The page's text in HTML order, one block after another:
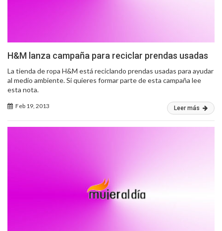
H&M lanza campaña para reciclar prendas usadas
La tienda de ropa H&M está reciclando prendas usadas para ayudar
al medio ambiente. Si quieres formar parte de esta campaña lee
esta nota.
Feb 19, 2013 Leer más